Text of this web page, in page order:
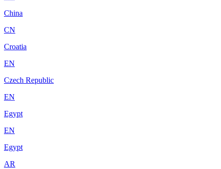
China
CN
Croatia
EN
Czech Republic
EN
Egypt
EN
Egypt
AR